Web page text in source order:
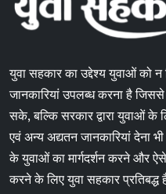
युवा सहकार का उद्देश्य युवाओं को न
जानकारियां उपलब्ध करना है
सके, बल्कि सरकार द्वारा युवाओं के
एवं अन्य अद्यतन जानकारियां देना
के युवाओं का मार्गदर्शन करने और
करने के लिए युवा सहकार प्रतिबद्ध